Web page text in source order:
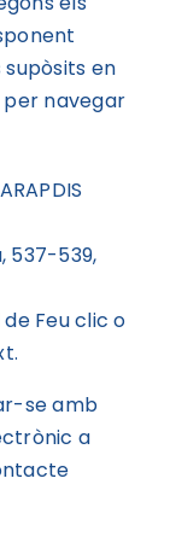
en
per navegar
537-539,
Feu clic o
se amb
a